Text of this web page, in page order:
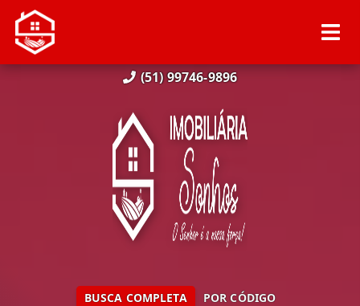
(51) 99746-9896
BUSCA COMPLETA POR CÓDIGO